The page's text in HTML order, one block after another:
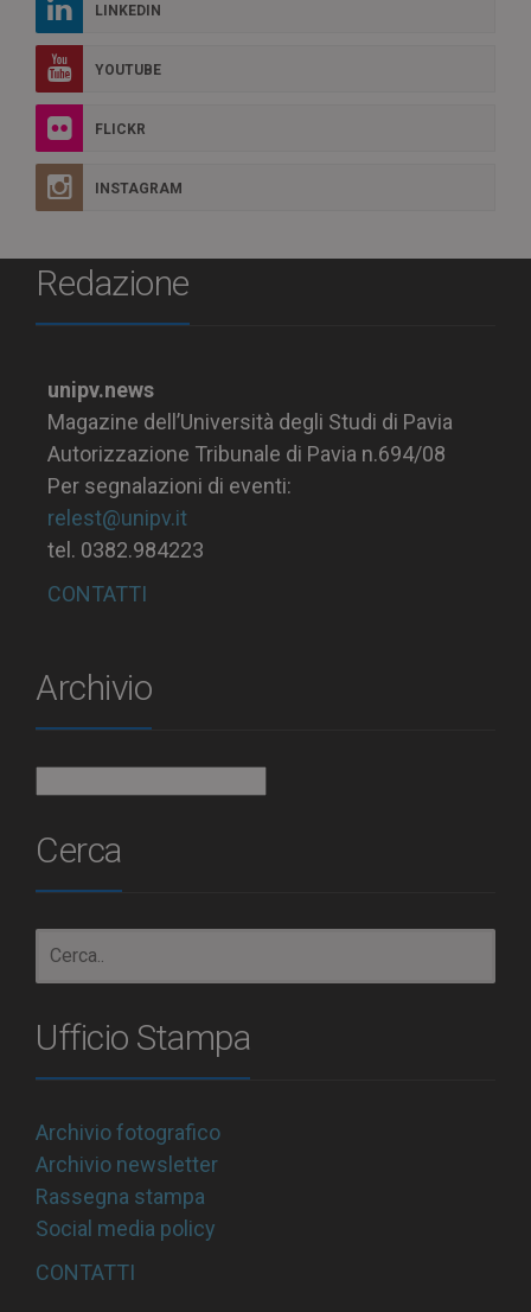
LINKEDIN
YOUTUBE
FLICKR
INSTAGRAM
Redazione
unipv.news
Magazine dell’Università degli Studi di Pavia
Autorizzazione Tribunale di Pavia n.694/08
Per segnalazioni di eventi:
relest@unipv.it
tel. 0382.984223
CONTATTI
Archivio
Cerca
Ufficio Stampa
Archivio fotografico
Archivio newsletter
Rassegna stampa
Social media policy
CONTATTI